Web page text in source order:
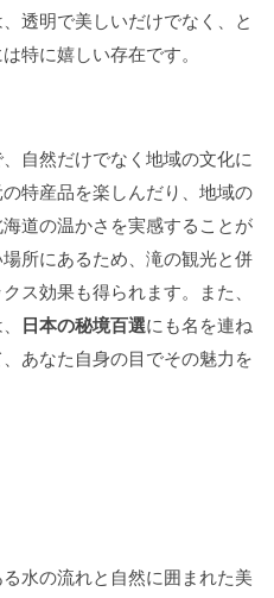
透明で美しいだけでなく、と
特に嬉しい存在です。
自然だけでなく地域の文化に
特産品を楽しんだり、地域の
道の温かさを実感することが
所にあるため、滝の観光と併
ス効果も得られます。また、
日本の秘境百選にも名を連ね
あなた自身の目でその魅力を
水の流れと自然に囲まれた美